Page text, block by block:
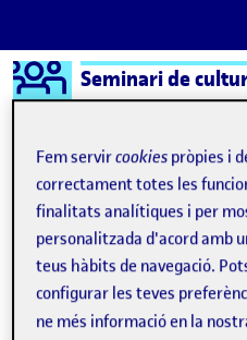
Saltar al contingut
Logo Ágora
Semestre 20231 - Aula 1
que partió
Fem servircookies pròpies i
correctament totes les
finalitats analítiques i per
personalitzada d'acord amb
teus hàbits de navegació.
configurar les teves
ne més informació en la